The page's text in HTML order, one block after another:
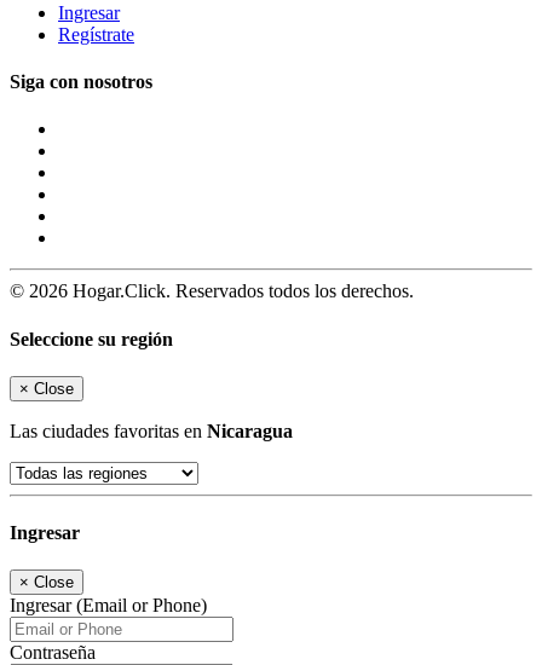
Ingresar
Regístrate
Siga con nosotros
© 2026 Hogar.Click. Reservados todos los derechos.
Seleccione su región
× Close
Las ciudades favoritas en Nicaragua
Ingresar
× Close
Ingresar (Email or Phone)
Contraseña